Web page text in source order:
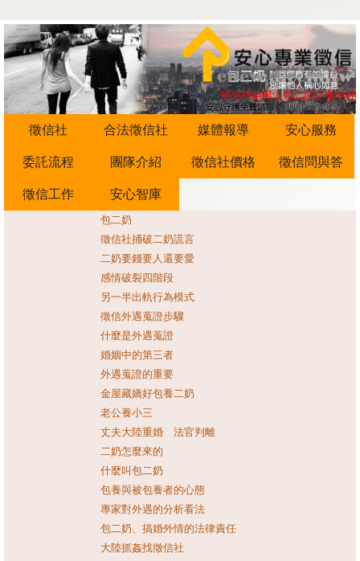
幫您杜絕男人包二奶之徵信社
徵信社 合法徵信社 媒體報導 安心服務
委託流程 團隊介紹 徵信社價格 徵信問與答
徵信工作 安心智庫
包二奶
徵信社捅破二奶謊言
二奶要錢要人還要愛
感情破裂四階段
另一半出軌行為模式
徵信外遇蒐證步驟
什麼是外遇蒐證
婚姻中的第三者
外遇蒐證的重要
金屋藏嬌好包養二奶
老公養小三
丈夫大陸重婚 法官判離
二奶怎麼來的
什麼叫包二奶
包養與被包養者的心態
專家對外遇的分析看法
包二奶、搞婚外情的法律責任
大陸抓姦找徵信社